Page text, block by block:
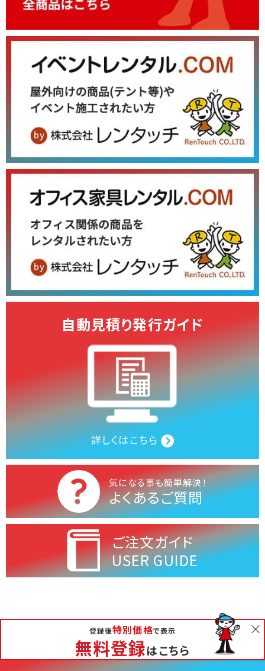
無料相談
登録後特別価格で表示
無料登録はこちら
自動見積り発行ガイド
詳しくはこちら
気になる事も簡単解決！
よくあるご質問
ご注文ガイド
USER GUIDE
お問い合わせ
お支払いについて
特定商取引法に基づく表記
個人情報の取り扱いについて